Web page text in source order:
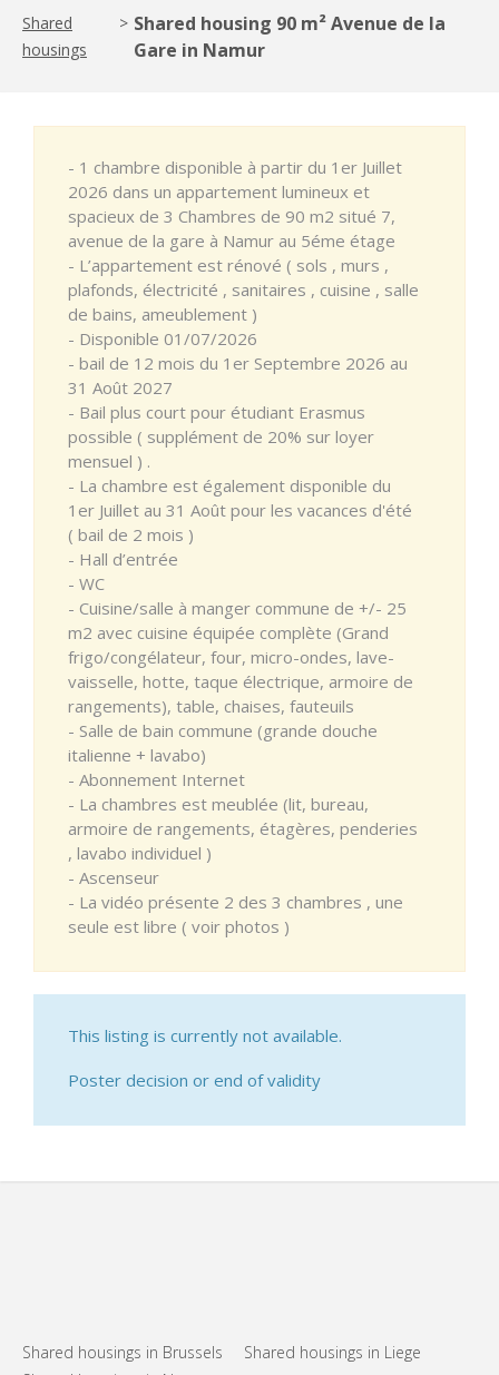
Shared
housings
> Shared housing 90 m² Avenue de la
Gare in Namur
- 1 chambre disponible à partir du 1er Juillet
2026 dans un appartement lumineux et
spacieux de 3 Chambres de 90 m2 situé 7,
avenue de la gare à Namur au 5éme étage
- L’appartement est rénové ( sols , murs ,
plafonds, électricité , sanitaires , cuisine , salle
de bains, ameublement )
- Disponible 01/07/2026
- bail de 12 mois du 1er Septembre 2026 au
31 Août 2027
- Bail plus court pour étudiant Erasmus
possible ( supplément de 20% sur loyer
mensuel ) .
- La chambre est également disponible du
1er Juillet au 31 Août pour les vacances d'été
( bail de 2 mois )
- Hall d’entrée
- WC
- Cuisine/salle à manger commune de +/- 25
m2 avec cuisine équipée complète (Grand
frigo/congélateur, four, micro-ondes, lave-
vaisselle, hotte, taque électrique, armoire de
rangements), table, chaises, fauteuils
- Salle de bain commune (grande douche
italienne + lavabo)
- Abonnement Internet
- La chambres est meublée (lit, bureau,
armoire de rangements, étagères, penderies
, lavabo individuel )
- Ascenseur
- La vidéo présente 2 des 3 chambres , une
seule est libre ( voir photos )
This listing is currently not available.
Poster decision or end of validity
Shared housings in Brussels
Shared housings in Liege